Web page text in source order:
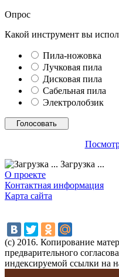
Опрос
Какой инструмент вы
Пила-ножовка
Лучковая пила
Дисковая пила
Сабельная пила
Электролобзик
Загрузка ...
О проекте
Контактная информация
Карта сайта
(с) 2016. Копирование
предварительного
индексируемой ссылки на